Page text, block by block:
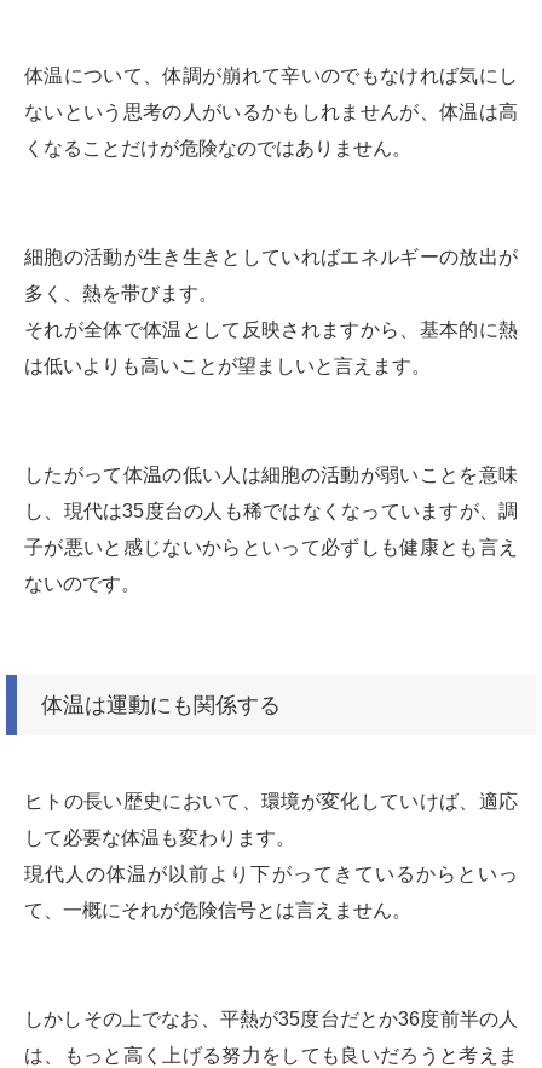
体温について、体調が崩れて辛いのでもなければ気にし
ないという思考の人がいるかもしれませんが、体温は高
くなることだけが危険なのではありません。
細胞の活動が生き生きとしていればエネルギーの放出が
多く、熱を帯びます。
それが全体で体温として反映されますから、基本的に熱
は低いよりも高いことが望ましいと言えます。
したがって体温の低い人は細胞の活動が弱いことを意味
し、現代は35度台の人も稀ではなくなっていますが、調
子が悪いと感じないからといって必ずしも健康とも言え
ないのです。
体温は運動にも関係する
ヒトの長い歴史において、環境が変化していけば、適応
して必要な体温も変わります。
現代人の体温が以前より下がってきているからといっ
て、一概にそれが危険信号とは言えません。
しかしその上でなお、平熱が35度台だとか36度前半の人
は、もっと高く上げる努力をしても良いだろうと考えま